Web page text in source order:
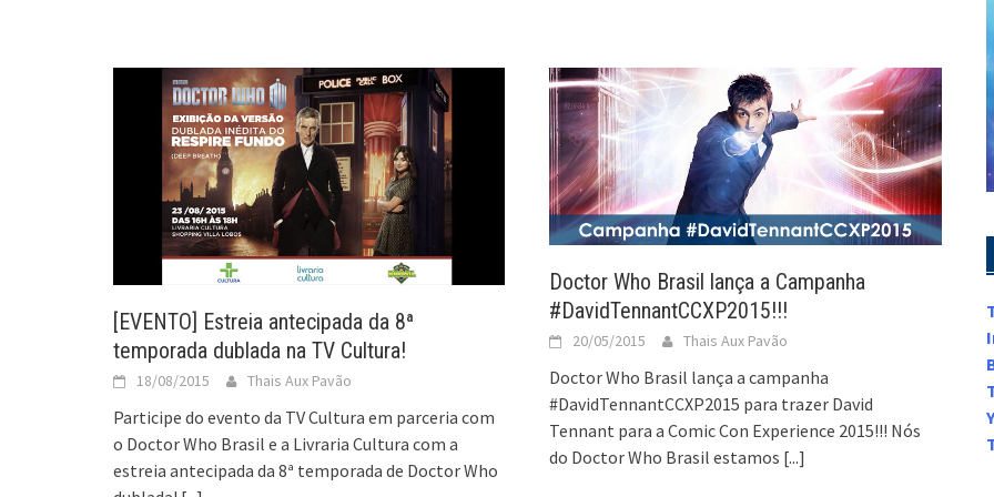
[EVENTO] Estreia antecipada da 8ª
temporada dublada na TV Cultura!
18/08/2015 Thais Aux Pavão
Participe do evento da TV Cultura em parceria com
o Doctor Who Brasil e a Livraria Cultura com a
estreia antecipada da 8ª temporada de Doctor Who
Doctor Who Brasil lança a Campanha
#DavidTennantCCXP2015!!!
20/05/2015 Thais Aux Pavão
Doctor Who Brasil lança a campanha
#DavidTennantCCXP2015 para trazer David
Tennant para a Comic Con Experience 2015!!! Nós
do Doctor Who Brasil estamos [...]